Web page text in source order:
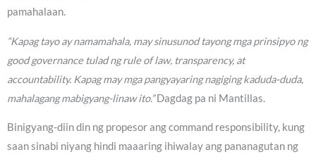
pamahalaan.
“Kapag tayo ay namamahala, may sinusunod tayong mga prinsipyo ng
good governance tulad ng rule of law, transparency, at
accountability. Kapag may mga pangyayaring nagiging kaduda-duda,
mahalagang mabigyang-linaw ito.”Dagdag pa ni Mantillas.
Binigyang-diin din ng propesor ang command responsibility, kung
saan sinabi niyang hindi maaaring ihiwalay ang pananagutan ng